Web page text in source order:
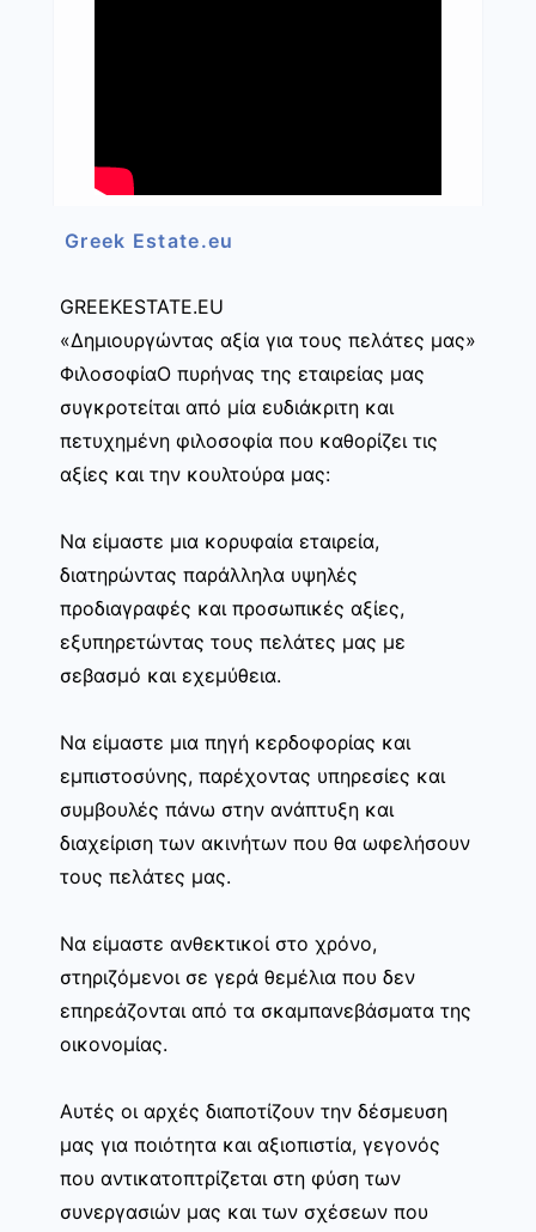
Greek Estate.eu
GREEKESTATE.EU
«Δημιουργώντας αξία για τους πελάτες μας»
ΦιλοσοφίαΟ πυρήνας της εταιρείας μας
συγκροτείται από μία ευδιάκριτη και
πετυχημένη φιλοσοφία που καθορίζει τις
αξίες και την κουλτούρα μας:
Να είμαστε μια κορυφαία εταιρεία,
διατηρώντας παράλληλα υψηλές
προδιαγραφές και προσωπικές αξίες,
εξυπηρετώντας τους πελάτες μας με
σεβασμό και εχεμύθεια.
Να είμαστε μια πηγή κερδοφορίας και
εμπιστοσύνης, παρέχοντας υπηρεσίες και
συμβουλές πάνω στην ανάπτυξη και
διαχείριση των ακινήτων που θα ωφελήσουν
τους πελάτες μας.
Να είμαστε ανθεκτικοί στο χρόνο,
στηριζόμενοι σε γερά θεμέλια που δεν
επηρεάζονται από τα σκαμπανεβάσματα της
οικονομίας.
Αυτές οι αρχές διαποτίζουν την δέσμευση
μας για ποιότητα και αξιοπιστία, γεγονός
που αντικατοπτρίζεται στη φύση των
συνεργασιών μας και των σχέσεων που